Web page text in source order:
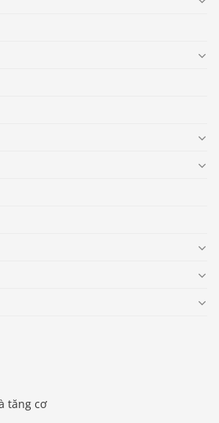
tăng cơ